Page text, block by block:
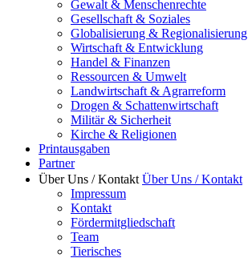
Gewalt & Menschenrechte
Gesellschaft & Soziales
Globalisierung & Regionalisierung
Wirtschaft & Entwicklung
Handel & Finanzen
Ressourcen & Umwelt
Landwirtschaft & Agrarreform
Drogen & Schattenwirtschaft
Militär & Sicherheit
Kirche & Religionen
Printausgaben
Partner
Über Uns / Kontakt Über Uns / Kontakt
Impressum
Kontakt
Fördermitgliedschaft
Team
Tierisches